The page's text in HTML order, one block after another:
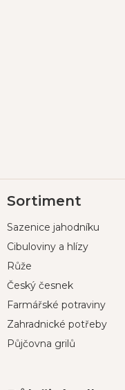
á
a
Sortiment
Sazenice jahodníku
Cibuloviny a hlízy
Růže
Český česnek
Farmářské potraviny
Zahradnické potřeby
Půjčovna grilů